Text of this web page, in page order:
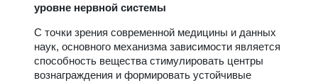
уровне нервной системы
С точки зрения современной медицины и данных
наук, основного механизма зависимости является
способность вещества стимулировать центры
вознаграждения и формировать устойчивые